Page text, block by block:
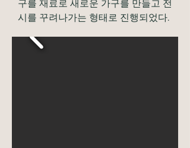
구를 재료로 새로운 가구를 만들고 전
시를 꾸려나가는 형태로 진행되었다.